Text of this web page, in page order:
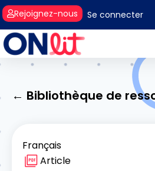
Se connecter
Rejoignez-nous
← Bibliothèque de
Français
Article